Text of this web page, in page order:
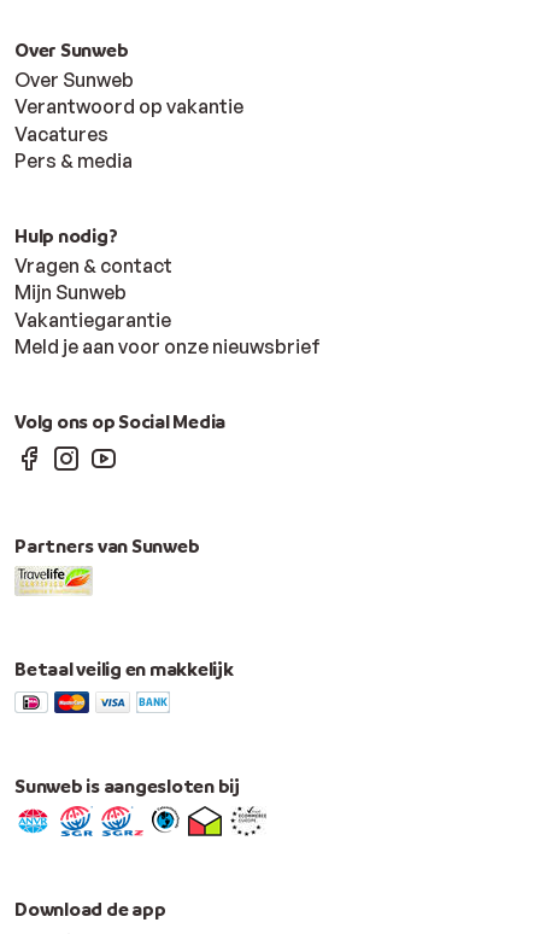
Over Sunweb
Over Sunweb
Verantwoord op vakantie
Vacatures
Pers & media
Hulp nodig?
Vragen & contact
Mijn Sunweb
Vakantiegarantie
Meld je aan voor onze nieuwsbrief
Volg ons op Social Media
Partners van Sunweb
Betaal veilig en makkelijk
Sunweb is aangesloten bij
Download de app